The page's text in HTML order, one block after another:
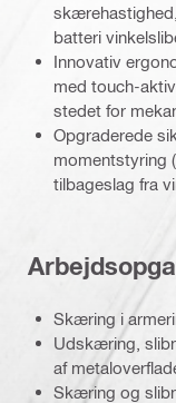
batteri
Innovativ
med touch-
stedet for
Opgraderede
momentstyring
tilbageslag fra
Skæring i
Udskæring,
af
Skæring og